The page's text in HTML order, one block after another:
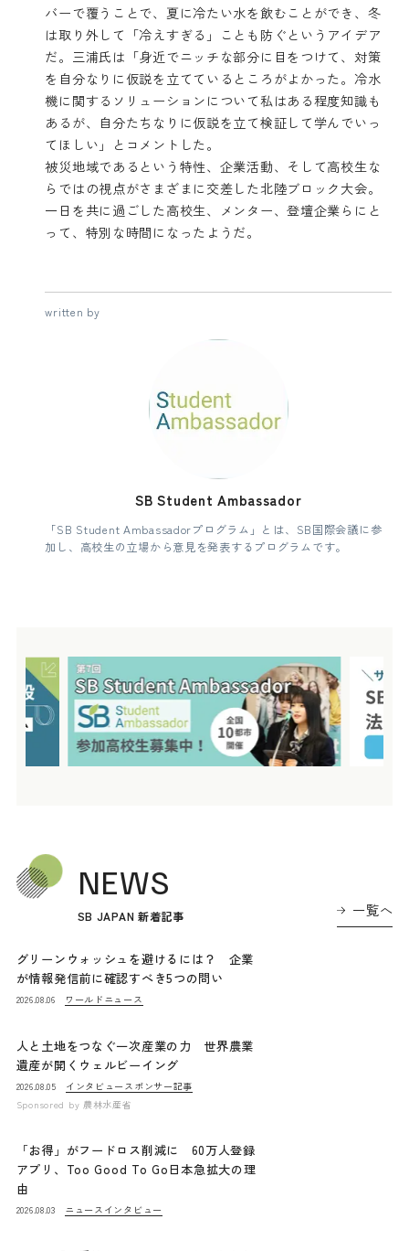
バーで覆うことで、夏に冷たい水を飲むことができ、冬
は取り外して「冷えすぎる」ことも防ぐというアイデア
だ。三浦氏は「身近でニッチな部分に目をつけて、対策
を自分なりに仮説を立てているところがよかった。冷水
機に関するソリューションについて私はある程度知識も
あるが、自分たちなりに仮説を立て検証して学んでいっ
てほしい」とコメントした。
被災地域であるという特性、企業活動、そして高校生な
らではの視点がさまざまに交差した北陸ブロック大会。
一日を共に過ごした高校生、メンター、登壇企業らにと
って、特別な時間になったようだ。
written by
SB Student Ambassador
「SB Student Ambassadorプログラム」とは、SB国際会議に参
加し、高校生の立場から意見を発表するプログラムです。
NEWS
SB JAPAN 新着記事 一覧へ
グリーンウォッシュを避けるには？ 企業
が情報発信前に確認すべき5つの問い
2026.08.06 ワールドニュース
人と土地をつなぐ一次産業の力 世界農業
遺産が開くウェルビーイング
2026.08.05 インタビュー スポンサー記事
Sponsored by 農林水産省
「お得」がフードロス削減に 60万人登録
アプリ、Too Good To Go日本急拡大の理
由
2026.08.03 ニュース インタビュー